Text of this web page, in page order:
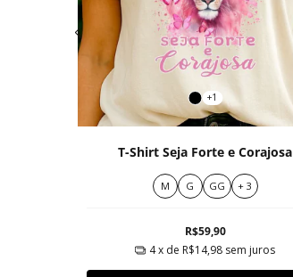
+1
T-Shirt Seja Forte e Corajosa
M G GG + 3
R$59,90
4x de R$14,98 sem juros